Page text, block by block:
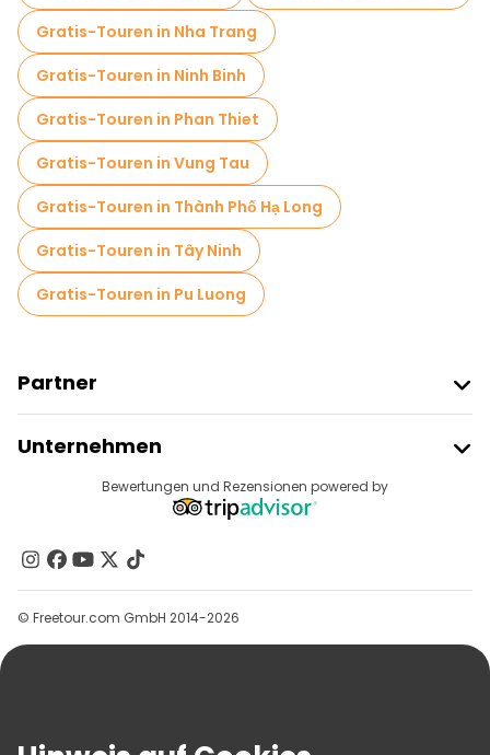
Gratis-Touren in Nha Trang
Gratis-Touren in Ninh Binh
Gratis-Touren in Phan Thiet
Gratis-Touren in Vung Tau
Gratis-Touren in Thành Phố Hạ Long
Gratis-Touren in Tây Ninh
Gratis-Touren in Pu Luong
Partner
Anbieter-Anmeldung
Affiliate-Programm
Unternehmen
Reiseziele
Kontakt
Gruppen
Hilfe
Bewertungen und Rezensionen powered by
© Freetour.com GmbH 2014-2026